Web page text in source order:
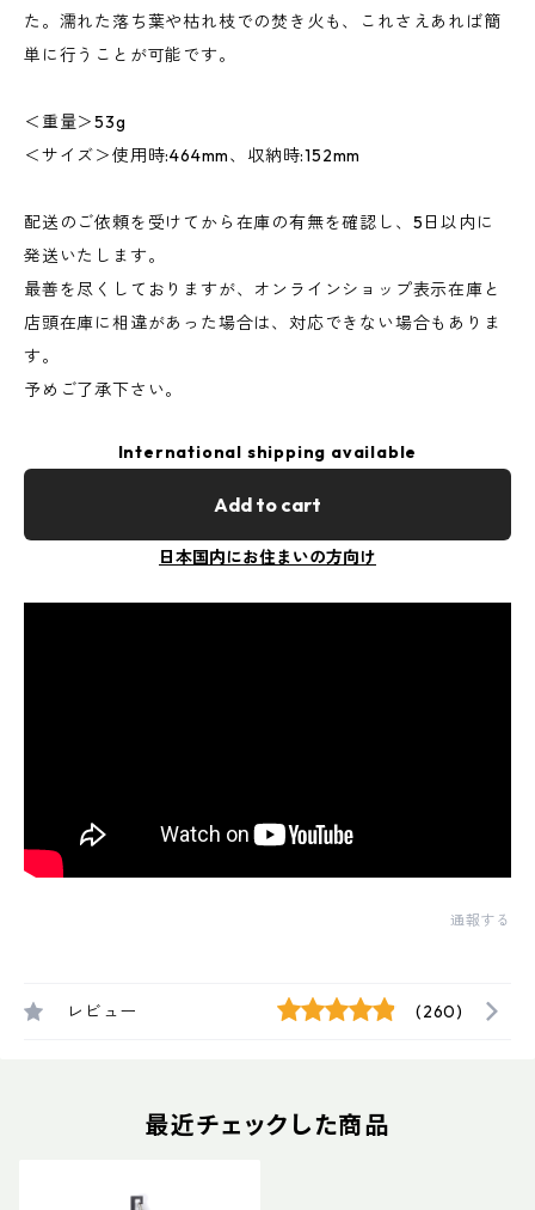
た。濡れた落ち葉や枯れ枝での焚き火も、これさえあれば簡
単に行うことが可能です。
＜重量＞53g
＜サイズ＞使用時:464mm、収納時:152mm
配送のご依頼を受けてから在庫の有無を確認し、5日以内に
発送いたします。
最善を尽くしておりますが、オンラインショップ表示在庫と
店頭在庫に相違があった場合は、対応できない場合もありま
す。
予めご了承下さい。
International shipping available
Add to cart
日本国内にお住まいの方向け
通報する
レビュー (260)
最近チェックした商品